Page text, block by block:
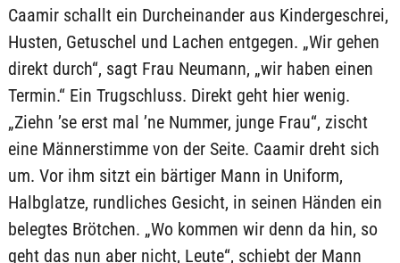
Caamir schallt ein Durcheinander aus Kindergeschrei,
Husten, Getuschel und Lachen entgegen. „Wir gehen
direkt durch“, sagt Frau Neumann, „wir haben einen
Termin.“ Ein Trugschluss. Direkt geht hier wenig.
„Ziehn ’se erst mal ’ne Nummer, junge Frau“, zischt
eine Männerstimme von der Seite. Caamir dreht sich
um. Vor ihm sitzt ein bärtiger Mann in Uniform,
Halbglatze, rundliches Gesicht, in seinen Händen ein
belegtes Brötchen. „Wo kommen wir denn da hin, so
geht das nun aber nicht, Leute“, schiebt der Mann